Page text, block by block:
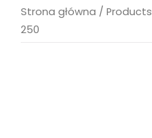
Strona główna / Products
250